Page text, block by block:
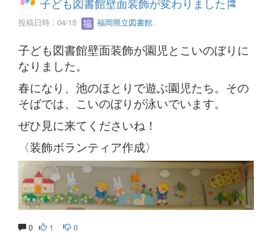
投稿日時 : 04/15 福岡県立図書館.
子ども図書館壁面装飾が園児とこいのぼりに
なりました。
春になり、池のほとりで遊ぶ園児たち。その
そばでは、こいのぼりが泳いでいます。
ぜひ見に来てくださいね！
〈装飾ボランティア作成〉
0 1 0